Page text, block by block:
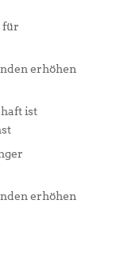
für
erhöhen
ist
erhöhen